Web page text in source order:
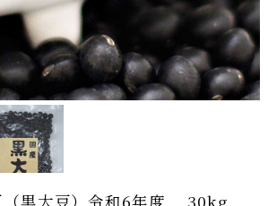
（黒大豆）令和6年度 30kg